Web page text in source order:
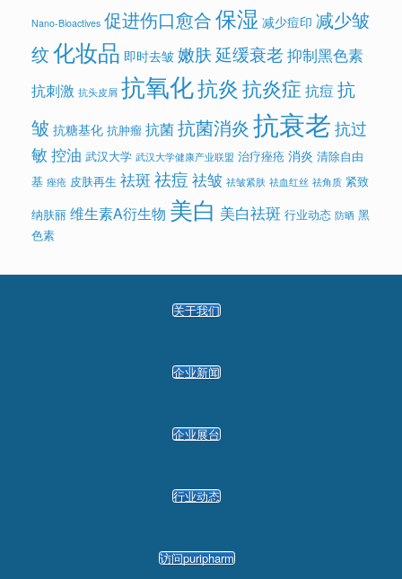
Nano-Bioactives 促进伤口愈合保湿 减少痘印 减少皱
纹化妆品 即时去皱嫩肤延缓衰老抑制黑色素
抗刺激 抗头皮屑 抗氧化抗炎抗炎症 抗痘 抗
皱 抗糖基化 抗肿瘤 抗菌抗菌消炎 抗衰老 抗过
敏 控油 武汉大学 武汉大学健康产业联盟 治疗痤疮 消炎 清除自由
基 痤疮 皮肤再生 祛斑 祛痘 祛皱 祛皱紧肤 祛血红丝 祛角质 紧致
纳肤丽 维生素A衍生物 美白 美白祛斑 行业动态 防晒 黑
色素
关于我们
企业新闻
企业展台
行业动态
访问puripharm